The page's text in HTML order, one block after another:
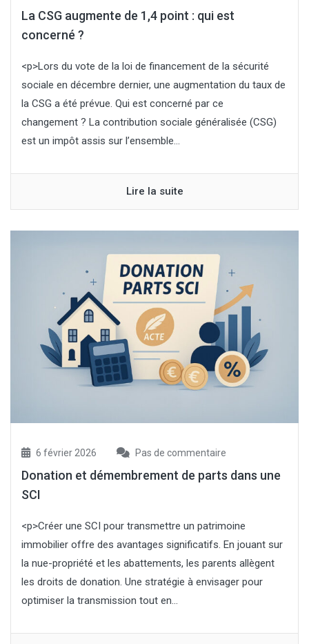
La CSG augmente de 1,4 point : qui est
concerné ?
<p>Lors du vote de la loi de financement de la sécurité
sociale en décembre dernier, une augmentation du taux de
la CSG a été prévue. Qui est concerné par ce
changement ? La contribution sociale généralisée (CSG)
est un impôt assis sur l’ensemble...
Lire la suite
6 février 2026 Pas de commentaire
Donation et démembrement de parts dans une
SCI
<p>Créer une SCI pour transmettre un patrimoine
immobilier offre des avantages significatifs. En jouant sur
la nue-propriété et les abattements, les parents allègent
les droits de donation. Une stratégie à envisager pour
optimiser la transmission tout en...